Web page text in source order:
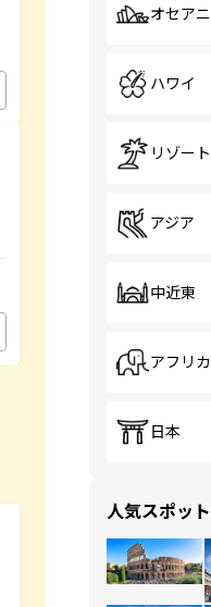
オセア
ハワイ
リゾート
アジア
中近東
アフリカ
日本
人気スポット